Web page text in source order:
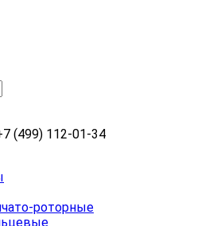
(499) 112-01-34
роторные